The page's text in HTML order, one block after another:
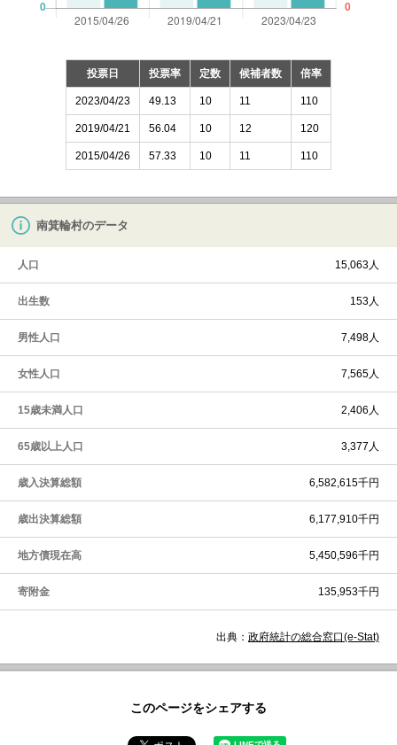
投票日 投票率 定数 候補者数 倍率
2023/04/23 49.13 10 11 110
2019/04/21 56.04 10 12 120
2015/04/26 57.33 10 11 110
南箕輪村のデータ
人口 15,063人
出生数 153人
男性人口 7,498人
女性人口 7,565人
15歳未満人口 2,406人
65歳以上人口 3,377人
歳入決算総額 6,582,615千円
歳出決算総額 6,177,910千円
地方債現在高 5,450,596千円
寄附金 135,953千円
出典： 政府統計の総合窓口(e-Stat)
このページをシェアする